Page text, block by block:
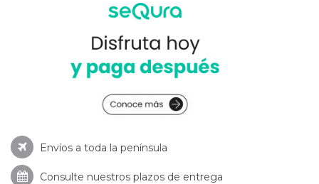
Envíos a toda la península
Consulte nuestros plazos de entrega